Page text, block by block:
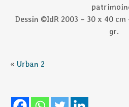
Dessin ©IdR 2003 – 30 x 40
gr.
« Urban 2